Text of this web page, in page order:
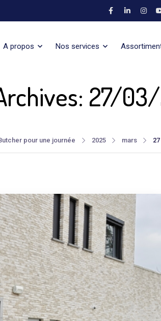
A propos Nos services
27/
pour une journée 2025 mars 27